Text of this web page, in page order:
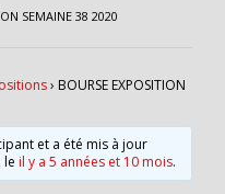
SEMAINE 38 2020
› BOURSE EXPOSITION
et a été mis à jour
, leil y a 5 années et 10 mois.